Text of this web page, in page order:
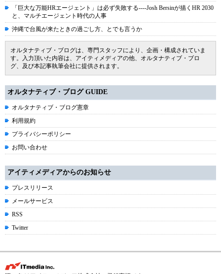
「巨大な万能HRエージェント」は必ず失敗する----Josh Bersinが描くHR 2030
と、マルチエージェント時代の人事
沖縄で台風が来たときの過ごし方、とでも言うか
オルタナティブ・ブログは、専門スタッフにより、企画・構成されていま
す。入力頂いた内容は、アイティメディアの他、オルタナティブ・ブロ
グ、及び本記事執筆会社に提供されます。
オルタナティブ・ブログ GUIDE
オルタナティブ・ブログ憲章
利用規約
プライバシーポリシー
お問い合わせ
アイティメディアからのお知らせ
プレスリリース
メールサービス
RSS
Twitter